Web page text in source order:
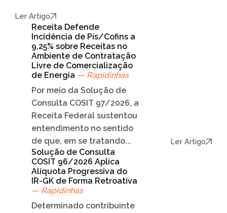
Ler Artigo
Receita Defende
Incidência de Pis/Cofins a
9,25% sobre Receitas no
Ambiente de Contratação
Livre de Comercialização
de Energia — Rapidinhas
Por meio da Solução de
Consulta COSIT 97/2026, a
Receita Federal sustentou
entendimento no sentido
de que, em se tratando...
Ler Artigo
Solução de Consulta
COSIT 96/2026 Aplica
Alíquota Progressiva do
IR-GK de Forma Retroativa
— Rapidinhas
Determinado contribuinte